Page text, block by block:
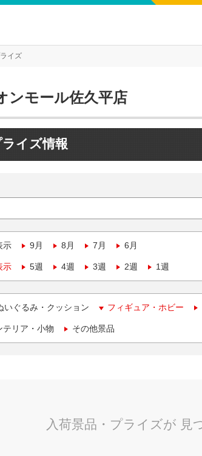
イズ
ンモール佐久平店
イズ情報
示 9月 8月 7月 6月
示 5週 4週 3週 2週 1週
いぐるみ・クッション フィギュア・ホビー
テリア・小物 その他景品